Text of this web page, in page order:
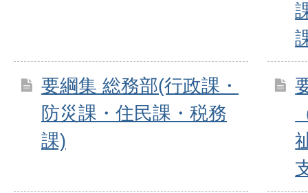
要綱集 総務部(行政課・
防災課・住民課・税務
課)